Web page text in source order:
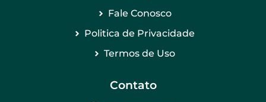
Fale Conosco
Politica de Privacidade
Termos de Uso
Contato